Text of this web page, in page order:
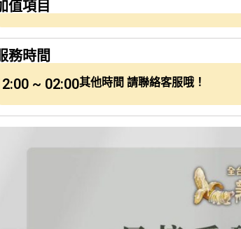
值項目
務時間
~ 02:00其他時間 請聯絡客服哦！